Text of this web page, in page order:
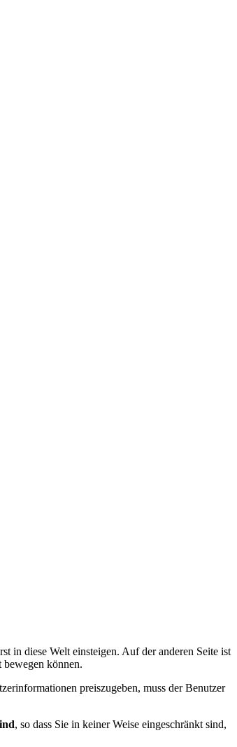
in diese Welt einsteigen. Auf der anderen Seite ist
bewegen können.
preiszugeben, muss der Benutzer
, so dass Sie in keiner Weise eingeschränkt sind,